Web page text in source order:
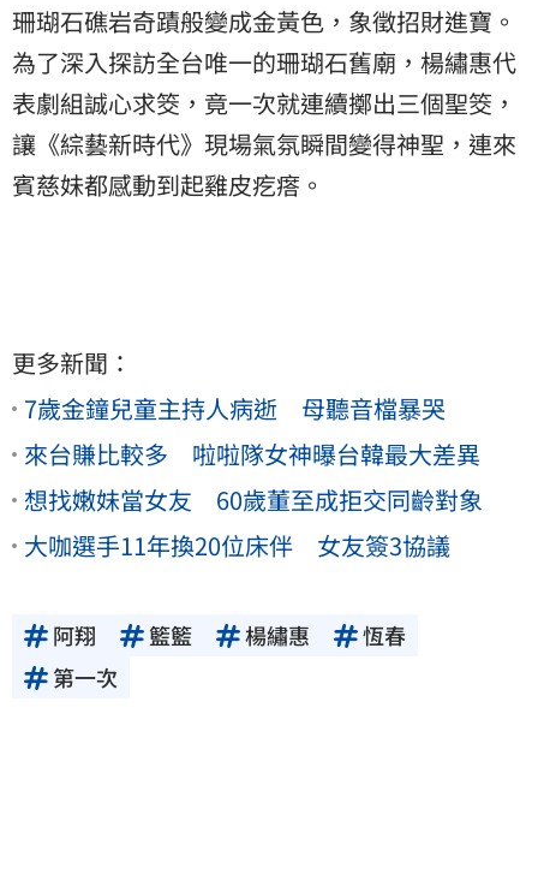
珊瑚石礁岩奇蹟般變成金黃色，象徵招財進寶。
為了深入探訪全台唯一的珊瑚石舊廟，楊繡惠代
表劇組誠心求筊，竟一次就連續擲出三個聖筊，
讓《綜藝新時代》現場氣氛瞬間變得神聖，連來
賓慈妹都感動到起雞皮疙瘩。
更多新聞：
7歲金鐘兒童主持人病逝 母聽音檔暴哭
來台賺比較多 啦啦隊女神曝台韓最大差異
想找嫩妹當女友 60歲董至成拒交同齡對象
大咖選手11年換20位床伴 女友簽3協議
阿翔 籃籃 楊繡惠
恆春
第一次